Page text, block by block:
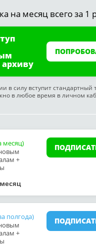
на месяц всего за 1
в силу вступит
в любое время в личном
месяц)
+
полгода)
+